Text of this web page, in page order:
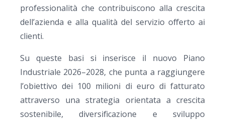
professionalità che contribuiscono alla crescita
dell’azienda e alla qualità del servizio offerto ai
clienti.
Su queste basi si inserisce il nuovo Piano
Industriale 2026–2028, che punta a raggiungere
l’obiettivo dei 100 milioni di euro di fatturato
attraverso una strategia orientata a crescita
sostenibile, diversificazione e sviluppo